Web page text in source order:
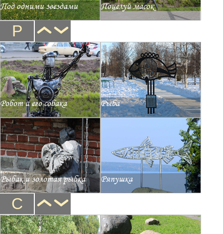
Под одними звездами Поцелуй масок
Р
Робот и его собака Рыба
Рыбак и золотая рыбка Ряпушка
С